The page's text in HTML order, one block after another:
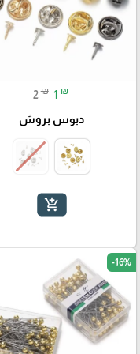
2 ₪ 1 ₪
دبوس بروش
add_shopping_cart
-16%